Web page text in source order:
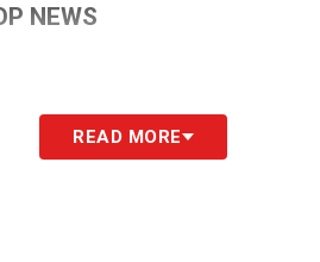
NEWS
READ MORE